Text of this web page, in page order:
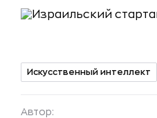
Искусственный интеллект
Автор: